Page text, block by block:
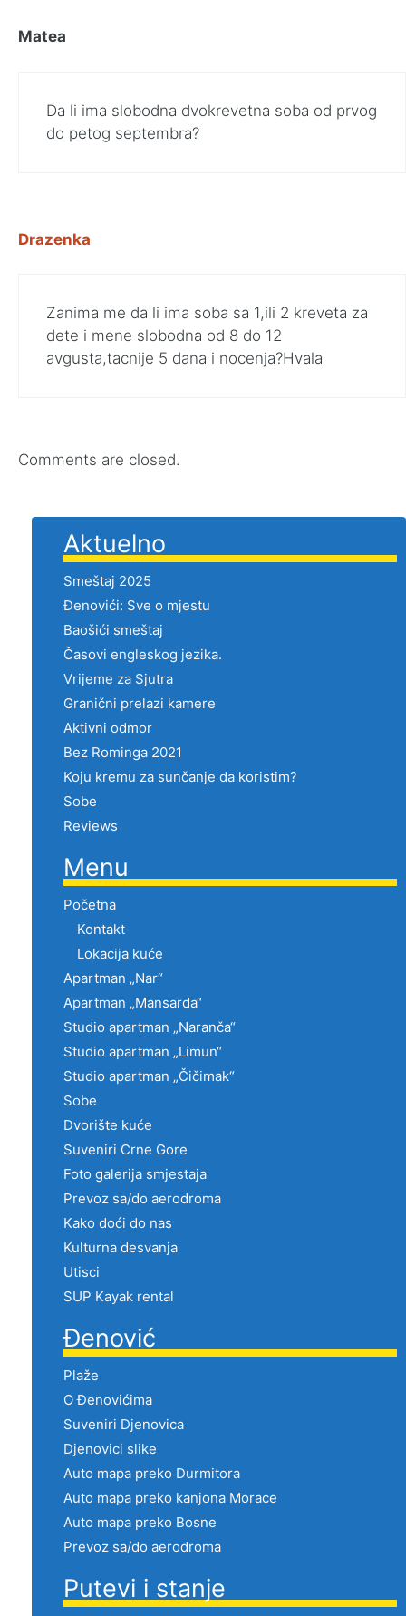
Matea
Da li ima slobodna dvokrevetna soba od prvog
do petog septembra?
Drazenka
Zanima me da li ima soba sa 1,ili 2 kreveta za
dete i mene slobodna od 8 do 12
avgusta,tacnije 5 dana i nocenja?Hvala
Comments are closed.
Aktuelno
Smeštaj 2025
Đenovići: Sve o mjestu
Baošići smeštaj
Časovi engleskog jezika.
Vrijeme za Sjutra
Granični prelazi kamere
Aktivni odmor
Bez Rominga 2021
Koju kremu za sunčanje da koristim?
Sobe
Reviews
Menu
Početna
Kontakt
Lokacija kuće
Apartman „Nar“
Apartman „Mansarda“
Studio apartman „Naranča“
Studio apartman „Limun“
Studio apartman „Čičimak“
Sobe
Dvorište kuće
Suveniri Crne Gore
Foto galerija smjestaja
Prevoz sa/do aerodroma
Kako doći do nas
Kulturna desvanja
Utisci
SUP Kayak rental
Đenović
Plaže
O Đenovićima
Suveniri Djenovica
Djenovici slike
Auto mapa preko Durmitora
Auto mapa preko kanjona Morace
Auto mapa preko Bosne
Prevoz sa/do aerodroma
Putevi i stanje